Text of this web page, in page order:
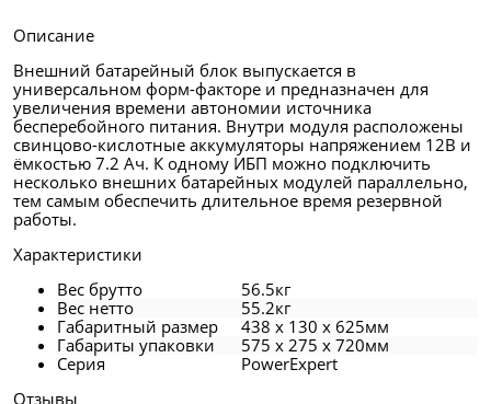
Описание
Внешний батарейный блок выпускается в
универсальном форм-факторе и предназначен для
увеличения времени автономии источника
бесперебойного питания. Внутри модуля расположены
свинцово-кислотные аккумуляторы напряжением 12В и
ёмкостью 7.2 Ач. К одному ИБП можно подключить
несколько внешних батарейных модулей параллельно,
тем самым обеспечить длительное время резервной
работы.
Характеристики
Вес брутто
56.5кг
Вес нетто
55.2кг
Габаритный размер
438 x 130 x 625мм
Габариты упаковки
575 x 275 x 720мм
Серия
PowerExpert
Отзывы